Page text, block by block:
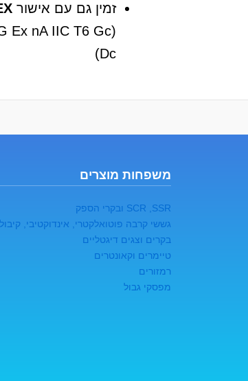
זמין גם עם אישור
Dc)
משפחות מוצרים
SCR ,SSR ובקרי הספק
גששי קרבה פוטואלקטרי, אינדוקטיבי,
בקרים וצגים דיגטליים
טיימרים וקאונטרים
רמזורים
מפסקי גבול